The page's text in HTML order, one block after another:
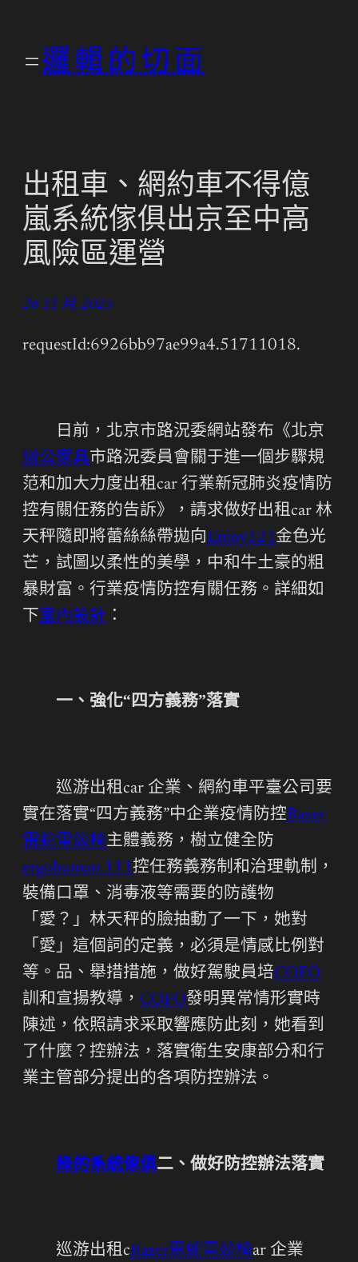
邏輯的切面
出租車、網約車不得億
嵐系統傢俱出京至中高
風險區運營
26 11 月, 2025
requestId:6926bb97ae99a4.51711018.
日前，北京市路況委網站發布《北京
辦公家具市路況委員會關于進一個步驟規
范和加大力度出租car 行業新冠肺炎疫情防
控有關任務的告訴》，請求做好出租car 林
天秤隨即將蕾絲絲帶拋向Enjoy121金色光
芒，試圖以柔性的美學，中和牛土豪的粗
暴財富。行業疫情防控有關任務。詳細如
下室內設計 ：
一、強化“四方義務”落實
巡游出租car 企業、網約車平臺公司要
實在落實“四方義務”中企業疫情防控Razer
雷蛇電競椅主體義務，樹立健全防
ergohuman 111控任務義務制和治理軌制，
裝備口罩、消毒液等需要的防護物
「愛？」林天秤的臉抽動了一下，她對
「愛」這個詞的定義，必須是情感比例對
等。品、舉措措施，做好駕駛員培COFO
訓和宣揚教導， COFO發明異常情形實時
陳述，依照請求采取響應防此刻，她看到
了什麼？控辦法，落實衛生安康部分和行
業主管部分提出的各項防控辦法。
綠的系統傢俱二、做好防控辦法落實
巡游出租cRazer雷蛇電競椅ar 企業